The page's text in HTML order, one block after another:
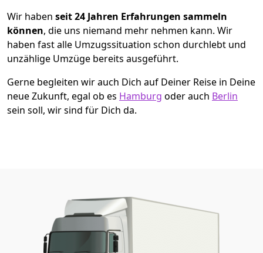
Wir haben seit24 Jahren Erfahrungen sammeln
können, die uns niemand mehr nehmen kann. Wir
haben fast alle Umzugssituation schon durchlebt und
unzählige Umzüge bereits ausgeführt.
Gerne begleiten wir auch Dich auf Deiner Reise in Deine
neue Zukunft, egal ob es Hamburg oder auch Berlin
sein soll, wir sind für Dich da.